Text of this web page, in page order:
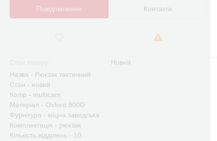
Повідомлення Контакти
Новий
Назва - Рюкзак тактичний
Стан - новий
Колір - multicam
Матеріал - Oxford 900D
Фурнітура - міцна заводська
Комплектація - рюкзак
Кількість відділень - 10